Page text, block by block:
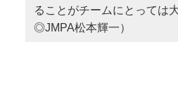
ることがチームにとっては
◎JMPA松本輝一）